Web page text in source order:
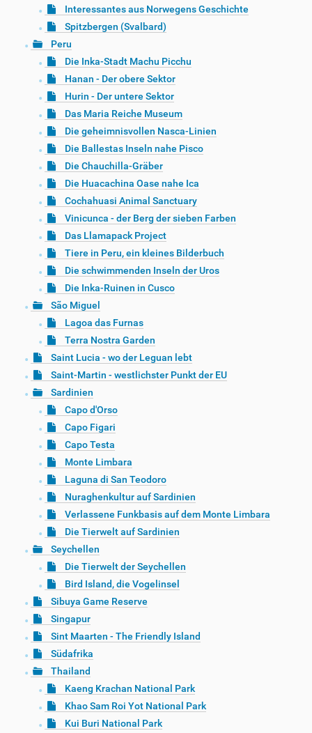
Interessantes aus Norwegens Geschichte
Spitzbergen (Svalbard)
Peru
Die Inka-Stadt Machu Picchu
Hanan - Der obere Sektor
Hurin - Der untere Sektor
Das Maria Reiche Museum
Die geheimnisvollen Nasca-Linien
Die Ballestas Inseln nahe Pisco
Die Chauchilla-Gräber
Die Huacachina Oase nahe Ica
Cochahuasi Animal Sanctuary
Vinicunca - der Berg der sieben Farben
Das Llamapack Project
Tiere in Peru, ein kleines Bilderbuch
Die schwimmenden Inseln der Uros
Die Inka-Ruinen in Cusco
São Miguel
Lagoa das Furnas
Terra Nostra Garden
Saint Lucia - wo der Leguan lebt
Saint-Martin - westlichster Punkt der EU
Sardinien
Capo d'Orso
Capo Figari
Capo Testa
Monte Limbara
Laguna di San Teodoro
Nuraghenkultur auf Sardinien
Verlassene Funkbasis auf dem Monte Limbara
Die Tierwelt auf Sardinien
Seychellen
Die Tierwelt der Seychellen
Bird Island, die Vogelinsel
Sibuya Game Reserve
Singapur
Sint Maarten - The Friendly Island
Südafrika
Thailand
Kaeng Krachan National Park
Khao Sam Roi Yot National Park
Kui Buri National Park